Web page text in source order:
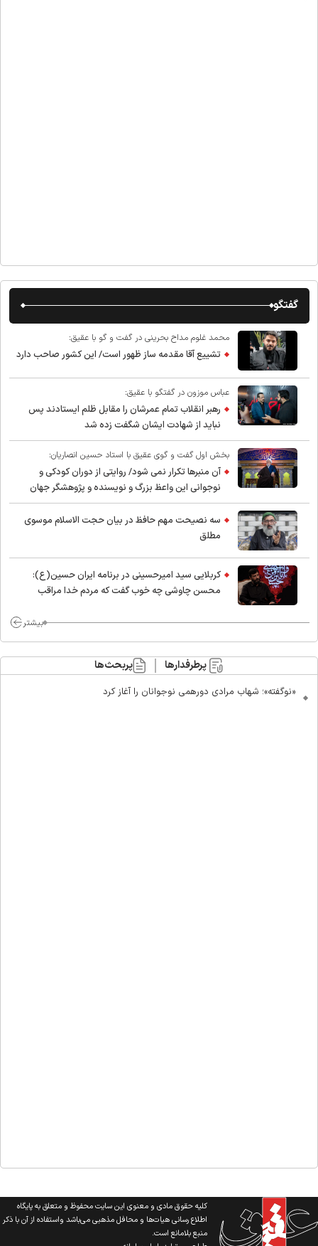
گفتگو
محمد غلوم مداح بحرینی در گفت و گو با عقیق:
تشییع آقا مقدمه ساز ظهور است/ این کشور صاحب دارد
عباس موزون در گفتگو با عقیق:
رهبر انقلاب تمام عمرشان را مقابل ظلم ایستادند پس
نباید از شهادت ایشان شگفت زده شد
بخش اول گفت و گوی عقیق با استاد حسین انصاریان:
آن منبرها تکرار نمی شود/ روایتی از دوران کودکی و
نوجوانی این واعظ بزرگ و نویسنده و پژوهشگر جهان
اسلام
سه نصیحت مهم حافظ در بیان حجت الاسلام موسوی
مطلق
کربلایی سید امیر‌حسینی در برنامه ایران حسین(ع):
محسن چاوشی چه خوب گفت که مردم خدا مراقب
بیشتر
پرطرفدارها پربحث‌ها
«نوگفته»؛ شهاب مرادی دورهمی نوجوانان را آغاز کرد
کلیه حقوق مادی و معنوی این سایت محفوظ و متعلق به پایگاه
اطلاع رسانی هیات‌ها و محافل مذهبی می‌باشد واستفاده از آن با ذکر
منبع بلامانع است.